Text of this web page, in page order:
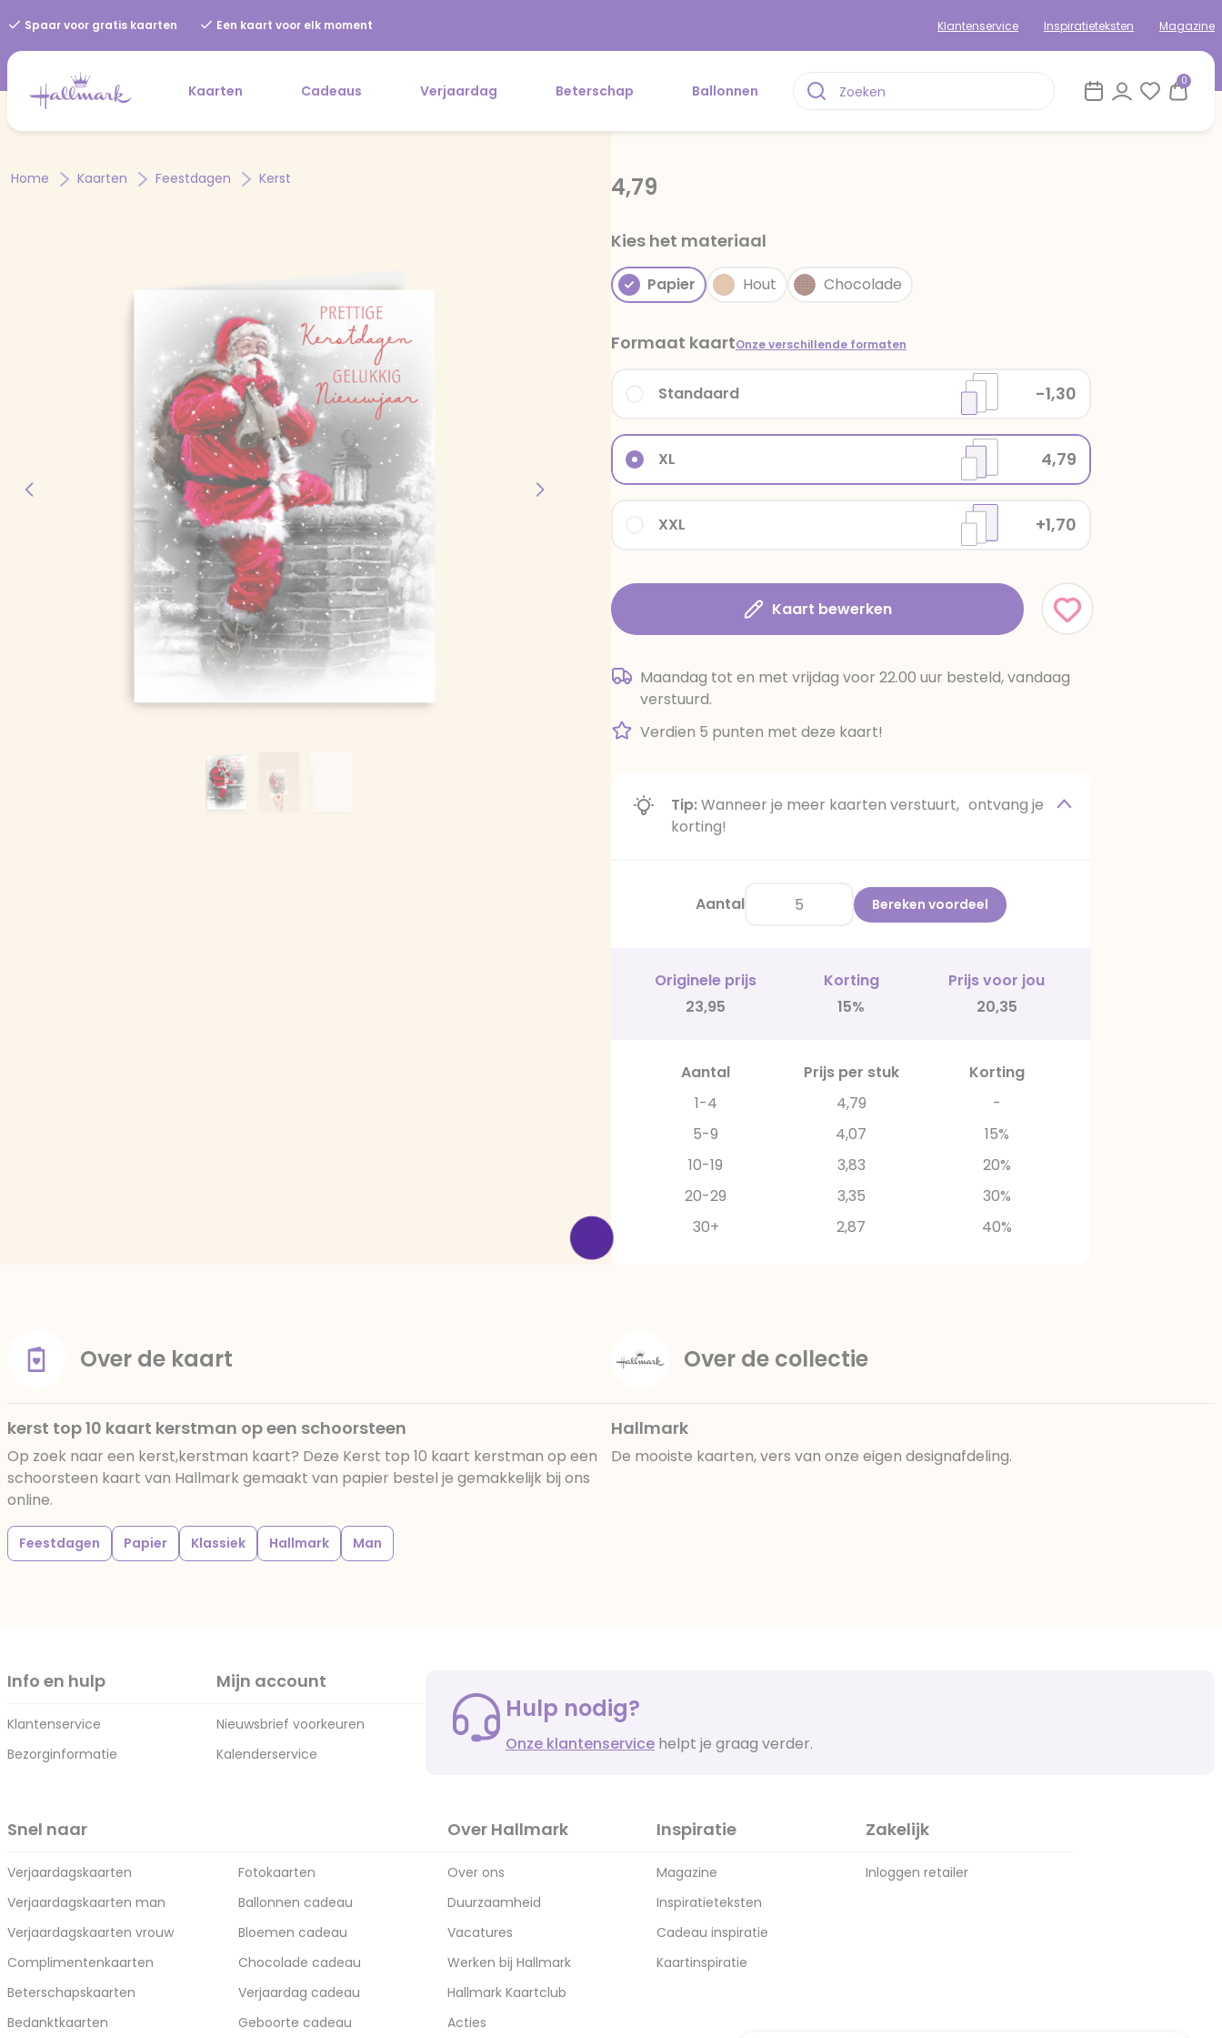
Spaar voor gratis kaarten Een kaart voor elk moment Klantenservice Inspiratieteksten Magazine
Kaarten Cadeaus Verjaardag Beterschap Ballonnen
0
Home Kaarten Feestdagen Kerst 4,79
Kies het materiaal
Papier Hout Chocolade
Formaat kaartOnze verschillende formaten
XXL +1,70
XL 4,79
Standaard -1,30
Kaart bewerken
Maandag tot en met vrijdag voor 22.00 uur besteld, vandaag
verstuurd.
Verdien 5 punten met deze kaart!
Tip:Wanneer je meer kaarten verstuurt, ontvang je
korting!
Aantal Bereken voordeel
Originele prijs Korting
Prijs voor jou
23,95
15% 20,35
Aantal Prijs per stuk
Korting
1-4
4,79
-
5-9
4,07
15%
10-19
3,83
20%
20-29
3,35
30%
30+
2,87 40%
Over de kaart
kerst top 10 kaart kerstman op een schoorsteen
Op zoek naar een kerst,kerstman kaart? Deze Kerst top 10 kaart kerstman op een
schoorsteen kaart van Hallmark gemaakt van papier bestel je gemakkelijk bij ons
online.
Feestdagen Papier Klassiek Hallmark Man
Over de collectie
Hallmark
De mooiste kaarten, vers van onze eigen designafdeling.
Info en hulp
Klantenservice
Bezorginformatie
Mijn account
Nieuwsbrief voorkeuren
Kalenderservice
Hulp nodig?
Onze klantenservice helpt je graag verder.
Snel naar
Verjaardagskaarten
Verjaardagskaarten man
Verjaardagskaarten vrouw
Complimentenkaarten
Beterschapskaarten
Bedanktkaarten
Fotokaarten
Ballonnen cadeau
Bloemen cadeau
Chocolade cadeau
Verjaardag cadeau
Geboorte cadeau
Over Hallmark
Over ons
Duurzaamheid
Vacatures
Werken bij Hallmark
Hallmark Kaartclub
Acties
Inspiratie
Magazine
Inspiratieteksten
Cadeau inspiratie
Kaartinspiratie
Zakelijk
Inloggen retailer